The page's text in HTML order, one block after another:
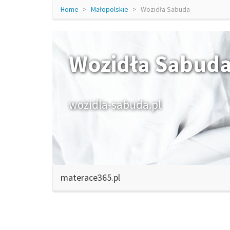
Home Małopolskie Wozidła Sabuda
Wozidła
wozidla-sabuda.pl
materace365.pl